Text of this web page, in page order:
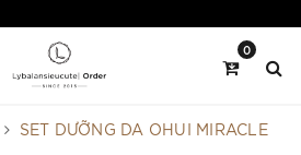
0
SET DƯỠNG DA OHUI MIRACLE